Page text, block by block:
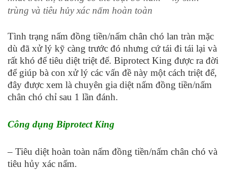
trùng và tiêu hủy xác nấm hoàn toàn
Tình trạng nấm đồng tiền/nấm chân chó lan tràn mặc
dù đã xử lý kỹ càng trước đó nhưng cứ tái đi tái lại và
rất khó để tiêu diệt triệt để. Biprotect King được ra đời
để giúp bà con xử lý các vấn đề này một cách triệt để,
đây được xem là chuyên gia diệt nấm đồng tiền/nấm
chân chó chỉ sau 1 lần đánh.
Công dụng Biprotect King
– Tiêu diệt hoàn toàn nấm đồng tiền/nấm chân chó và
tiêu hủy xác nấm.